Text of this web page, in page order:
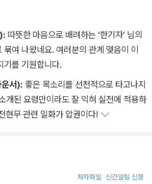
따뜻한 마음으로 배려하는 ‘한기자’ 님의
여 나왔네요. 여러분의 관계 맺음이 이
기를 기원합니다.
서): 좋은 목소리를 선천적으로 타고나지
개된 요령만이라도 잘 익혀 실전에 적용하
현무 관련 일화가 압권이다!
저자파일 신간알림 신청